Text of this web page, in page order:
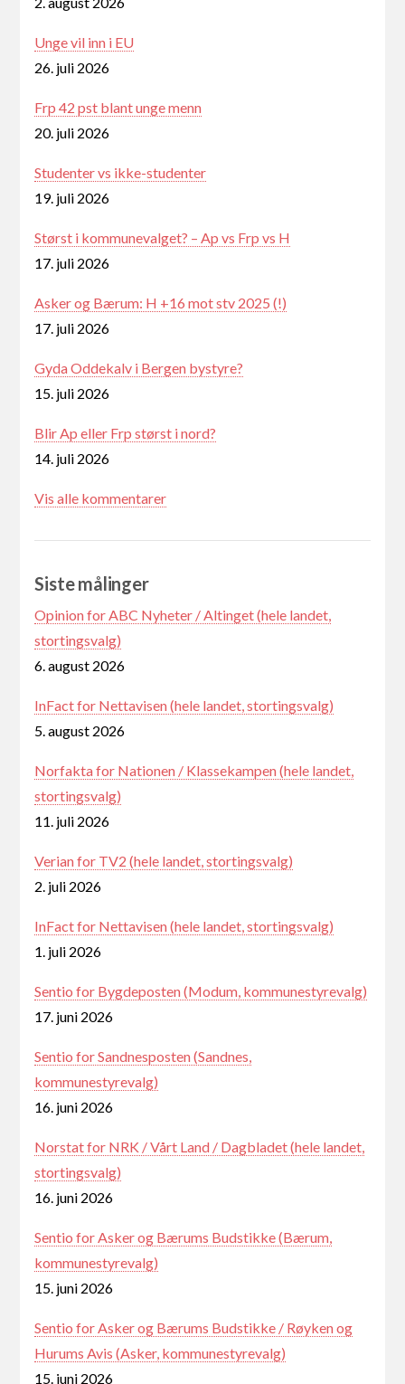
Unge vil inn i EU
26. juli 2026
Frp 42 pst blant unge menn
20. juli 2026
Studenter vs ikke-studenter
19. juli 2026
Størst i kommunevalget? – Ap vs Frp vs H
17. juli 2026
Asker og Bærum: H +16 mot stv 2025 (!)
17. juli 2026
Gyda Oddekalv i Bergen bystyre?
15. juli 2026
Blir Ap eller Frp størst i nord?
14. juli 2026
Vis alle kommentarer
Siste målinger
Opinion for ABC Nyheter / Altinget (hele landet,
stortingsvalg)
6. august 2026
InFact for Nettavisen (hele landet, stortingsvalg)
5. august 2026
Norfakta for Nationen / Klassekampen (hele landet,
stortingsvalg)
11. juli 2026
Verian for TV2 (hele landet, stortingsvalg)
2. juli 2026
InFact for Nettavisen (hele landet, stortingsvalg)
1. juli 2026
Sentio for Bygdeposten (Modum, kommunestyrevalg)
17. juni 2026
Sentio for Sandnesposten (Sandnes,
kommunestyrevalg)
16. juni 2026
Norstat for NRK / Vårt Land / Dagbladet (hele landet,
stortingsvalg)
16. juni 2026
Sentio for Asker og Bærums Budstikke (Bærum,
kommunestyrevalg)
15. juni 2026
Sentio for Asker og Bærums Budstikke / Røyken og
Hurums Avis (Asker, kommunestyrevalg)
15. juni 2026